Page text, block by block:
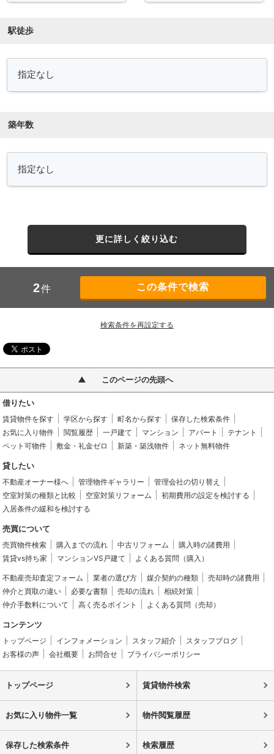
駅徒歩
築年数
更に詳しく絞り込む
2件
検索条件を再設定する
このページの先頭へ
借りたい
賃貸物件を探す 学区から探す 町名から探す
保存した検索条件
お気に入り物件
閲覧履歴 一戸建て マンション アパート
テナント
ペット可物件
敷金・礼金ゼロ 新築・築浅物件 ネット無料物件
貸したい
不動産オーナー様へ 管理物件ギャラリー
管理会社の切り替え
空室対策の種類と比較
空室対策リフォーム
初期費用の設定を検討する
入居条件の緩和を検討する
売買について
売買物件検索 購入までの流れ 中古リフォーム
購入時の諸費用
賃貸vs持ち家
マンションVS戸建て よくある質問（購入）
不動産売却査定フォーム 業者の選び方 媒介契約の種類
売却時の諸費用
仲介と買取の違い
必要な書類 売却の流れ
相続対策
仲介手数料について
高く売るポイント よくある質問（売却）
コンテンツ
トップページ インフォメーション スタッフ紹介
スタッフブログ
お客様の声
会社概要 お問合せ プライバシーポリシー
トップページ 賃貸物件検索
お気に入り物件一覧 物件閲覧履歴
保存した検索条件 検索履歴